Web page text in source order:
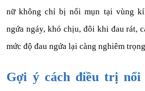
nữ không chỉ bị nổi mụn tại vùng
ngứa ngáy, khó chịu, đôi khi đau rát,
mức độ đau ngứa lại càng nghiêm
Gợi ý cách điều trị nổi